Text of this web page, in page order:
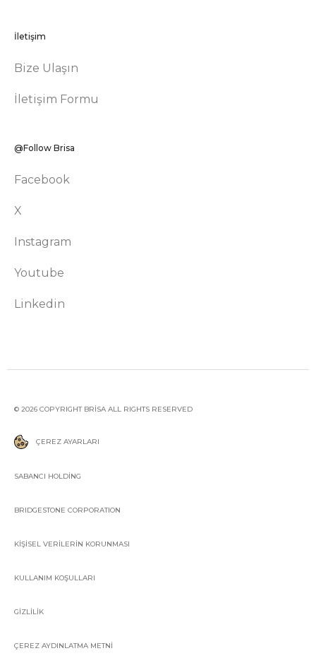
İletişim
Bize Ulaşın
İletişim Formu
@Follow Brisa
Facebook
X
Instagram
Youtube
Linkedin
© 2026 COPYRIGHT BRİSA ALL RIGHTS RESERVED
ÇEREZ AYARLARI
SABANCI HOLDİNG
BRIDGESTONE CORPORATION
KİŞİSEL VERİLERİN KORUNMASI
KULLANIM KOŞULLARI
GİZLİLİK
ÇEREZ AYDINLATMA METNİ